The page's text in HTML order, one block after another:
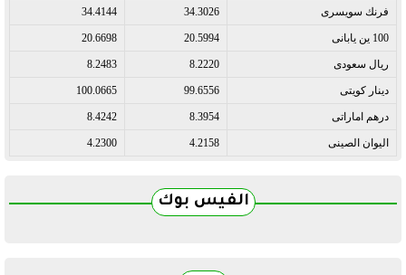
فرنك سويسرى 34.3026
34.4144
100 ين يابانى 20.5994
20.6698
ريال سعودى 8.2220
8.2483
دينار كويتى 99.6556
100.0665
درهم اماراتى 8.3954
8.4242
اليوان الصينى 4.2158
4.2300
الفيس بوك